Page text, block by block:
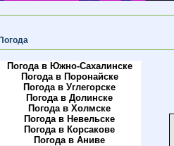
Погода в Южно-Сахалинске
Погода в Поронайске
Погода в Углегорске
Погода в Долинске
Погода в Холмске
Погода в Невельске
Погода в Корсакове
Погода в Аниве